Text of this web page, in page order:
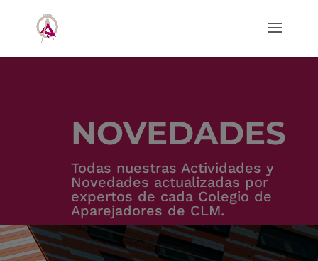
NOVEDADES
Todas nuestras Actividades y
Novedades actualizadas por
expertos de cada Colegio de
Aparejadores de CLM.